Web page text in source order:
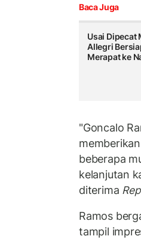
Baca Juga
Usai Dipecat
Allegri
Merapat ke
"Goncalo
beberapa
kelanjutan
diterima
Ramos
tampil